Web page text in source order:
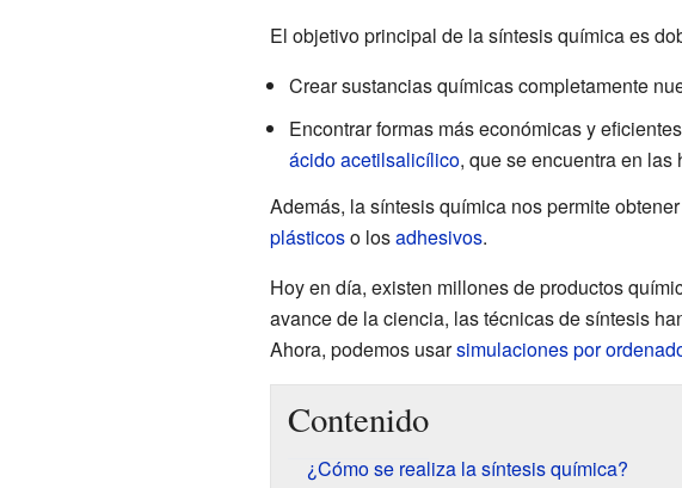
El objetivo principal de la síntesis química es
Crear sustancias químicas completamente
Encontrar formas más económicas y
ácido acetilsalicílico, que se encuentra en las
Además, la síntesis química nos permite
plásticoso losadhesivos.
Hoy en día, existen millones de productos
avance de la ciencia, las técnicas de síntesis
Ahora, podemos usarsimulaciones por
Contenido
¿Cómo se realiza la síntesis química?